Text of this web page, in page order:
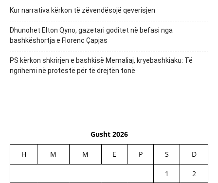
Kur narrativa kërkon të zëvendësojë qeverisjen
Dhunohet Elton Qyno, gazetari goditet në befasi nga
bashkëshortja e Florenc Çapjas
PS kërkon shkrirjen e bashkisë Memaliaj, kryebashkiaku: Të
ngrihemi në protestë për të drejtën tonë
Gusht 2026
H M M E P S D
1
2